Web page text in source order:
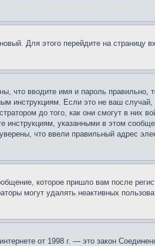
Для этого перейдите на
что вводите имя и пароль
инструкциям. Если это не ваш
до того, как они смогут в них
инструкциям, указанными в этом
что ввели правильный адрес
которое пришло вам после
могут удалять неактивных
от 1998 г. — это закон